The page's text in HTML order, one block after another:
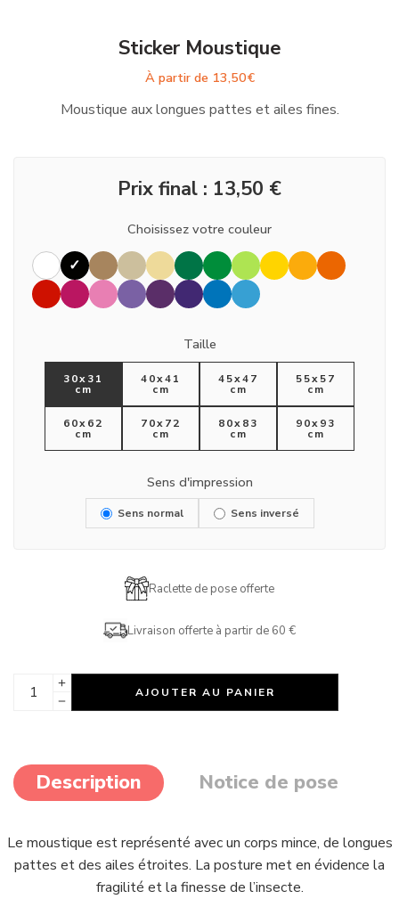
Sticker Moustique
À partir de 13,50€
Moustique aux longues pattes et ailes fines.
Prix final : 13,50 €
Choisissez votre couleur
Taille
30x31
cm
40x41
cm
45x47
cm
55x57
cm
60x62
cm
70x72
cm
80x83
cm
90x93
cm
Sens d'impression
Sens normal Sens inversé
Raclette de pose offerte
Livraison offerte à partir de 60 €
AJOUTER AU PANIER
Description Notice de pose
Le moustique est représenté avec un corps mince, de longues
pattes et des ailes étroites. La posture met en évidence la
fragilité et la finesse de l’insecte.